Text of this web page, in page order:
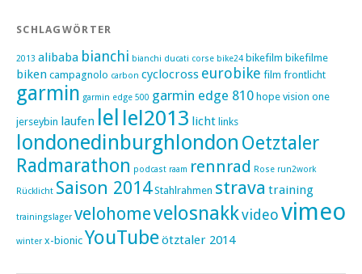
SCHLAGWÖRTER
2013 alibaba bianchi bianchi ducati corse bike24 bikefilm bikefilme
biken campagnolo carbon cyclocross eurobike film frontlicht
garmin garmin edge 500 garmin edge 810 hope vision one
jerseybin laufen lel lel2013 licht links
londonedinburghlondon Oetztaler
Radmarathon podcast raam rennrad Rose run2work
Rücklicht Saison 2014 Stahlrahmen strava training
trainingslager velohomevelosnakkvideovimeo
winter x-bionic YouTubeötztaler 2014